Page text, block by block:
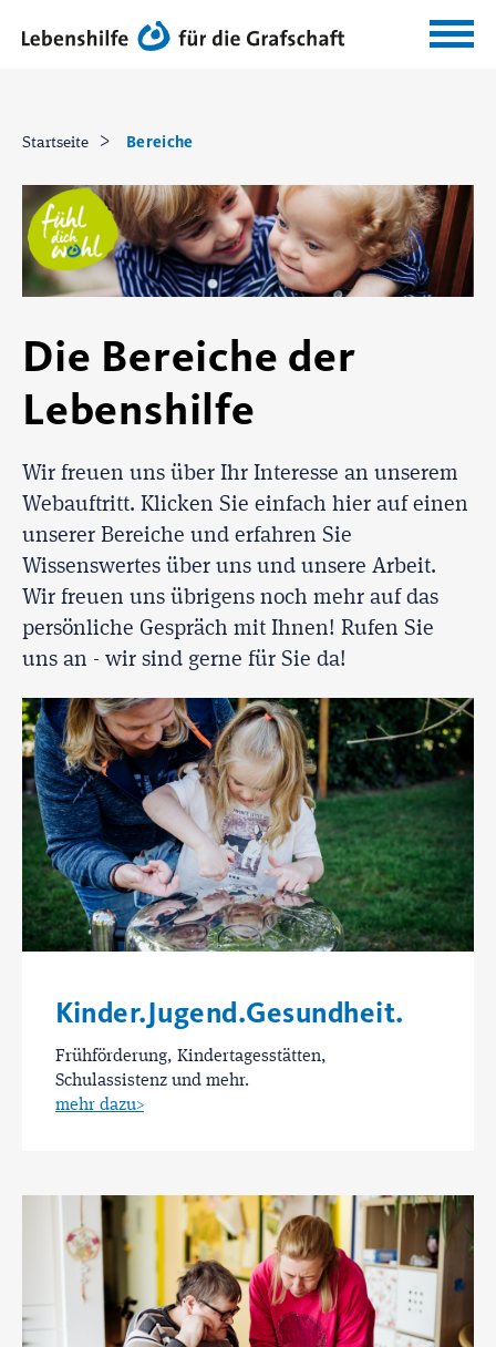
Startseite Bereiche
Die Bereiche der
Lebenshilfe
Wir freuen uns über Ihr Interesse an unserem
Webauftritt. Klicken Sie einfach hier auf einen
unserer Bereiche und erfahren Sie
Wissenswertes über uns und unsere Arbeit.
Wir freuen uns übrigens noch mehr auf das
persönliche Gespräch mit Ihnen! Rufen Sie
uns an - wir sind gerne für Sie da!
Kinder.Jugend.Gesundheit.
Frühförderung, Kindertagesstätten,
Schulassistenz und mehr.
mehr dazu>